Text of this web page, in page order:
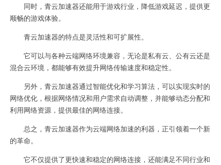
同时，青云加速器还能用于游戏行业，降低游戏延迟，提供更
顺畅的游戏体验。
青云加速器的特点是灵活性和可扩展性。
它可以与各种云端网络环境兼容，无论是私有云、公有云还是
混合云环境，都能够有效提升网络传输速度和稳定性。
另外，青云加速器通过智能优化和学习算法，可以实现实时的
网络优化，根据网络情况和用户需求自动调整，并能够动态分配和
利用网络资源，提供最佳的网络连接。
总之，青云加速器作为云端网络加速的利器，正引领着一个新
的革命。
它不仅提供了更快速和稳定的网络连接，还能满足不同行业和